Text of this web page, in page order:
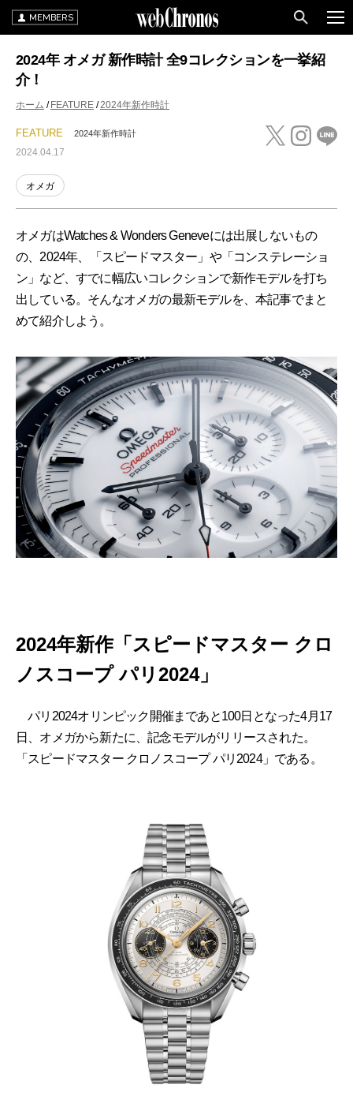
MEMBERS
2024年 オメガ 新作時計 全9コレクションを一挙紹
介！
ホーム FEATURE 2024年新作時計
FEATURE 2024年新作時計
2024.04.17
オメガ
オメガはWatches & Wonders Geneveには出展しないもの
の、2024年、「スピードマスター」や「コンステレーショ
ン」など、すでに幅広いコレクションで新作モデルを打ち
出している。そんなオメガの最新モデルを、本記事でまと
めて紹介しよう。
2024年新作「スピードマスター クロ
ノスコープ パリ2024」
パリ2024オリンピック開催まであと100日となった4月17
日、オメガから新たに、記念モデルがリリースされた。
「スピードマスター クロノスコープ パリ2024」である。